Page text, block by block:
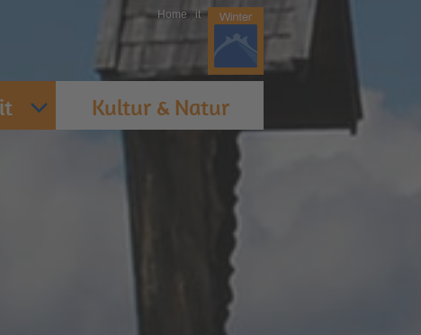
Kultur & Natur
Home it